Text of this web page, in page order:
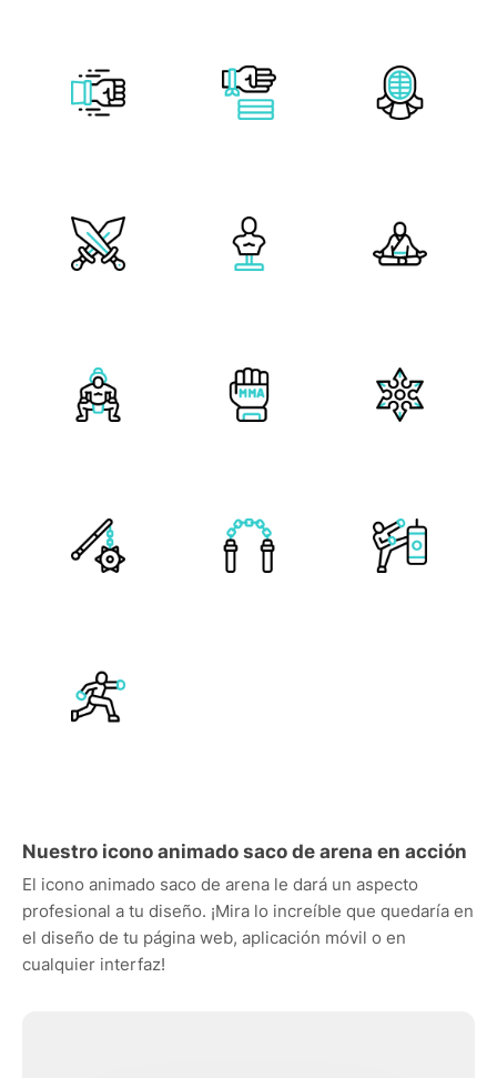
Nuestro icono animado saco de arena en acción
El icono animado saco de arena le dará un aspecto
profesional a tu diseño. ¡Mira lo increíble que quedaría en
el diseño de tu página web, aplicación móvil o en
cualquier interfaz!